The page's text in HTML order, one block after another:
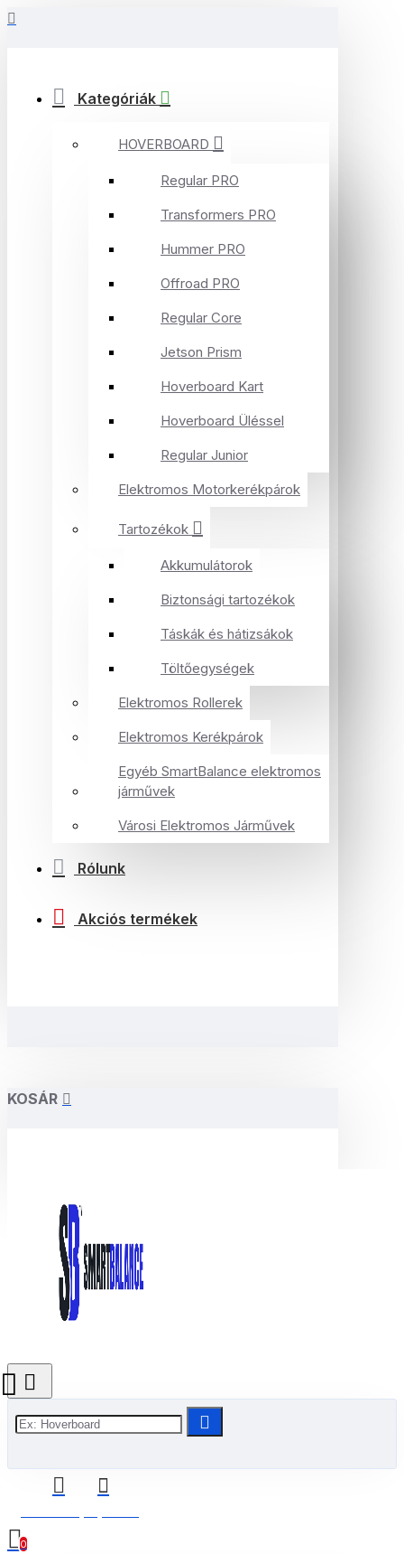
Kategóriák
HOVERBOARD
Regular PRO
Transformers PRO
Hummer PRO
Offroad PRO
Regular Core
Jetson Prism
Hoverboard Kart
Hoverboard Üléssel
Regular Junior
Elektromos Motorkerékpárok
Tartozékok
Akkumulátorok
Biztonsági tartozékok
Táskák és hátizsákok
Töltőegységek
Elektromos Rollerek
Elektromos Kerékpárok
Egyéb SmartBalance elektromos
járművek
Városi Elektromos Járművek
Rólunk
Akciós termékek
KOSÁR
0